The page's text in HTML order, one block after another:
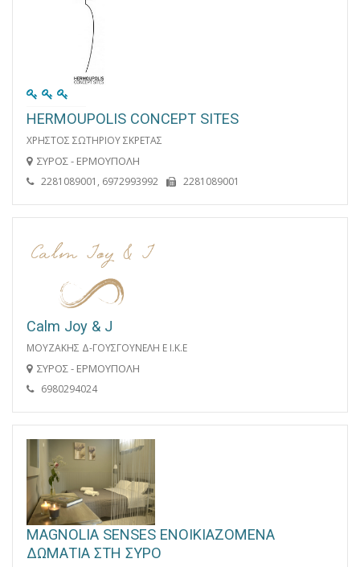
HERMOUPOLIS CONCEPT SITES
ΧΡΗΣΤΟΣ ΣΩΤΗΡΙΟΥ ΣΚΡΕΤΑΣ
ΣΥΡΟΣ - ΕΡΜΟΥΠΟΛΗ
2281089001, 6972993992 2281089001
Calm Joy & J
ΜΟΥΖΑΚΗΣ Δ-ΓΟΥΣΓΟΥΝΕΛΗ Ε Ι.Κ.Ε
ΣΥΡΟΣ - ΕΡΜΟΥΠΟΛΗ
6980294024
MAGNOLIA SENSES ΕΝΟΙΚΙΑΖΟΜΕΝΑ
ΔΩΜΑΤΙΑ ΣΤΗ ΣΥΡΟ